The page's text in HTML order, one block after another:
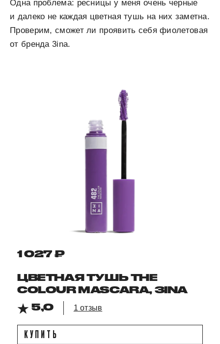
Одна проблема: ресницы у меня очень черные
и далеко не каждая цветная тушь на них заметна.
Проверим, сможет ли проявить себя фиолетовая
от бренда 3ina.
1 027 ₽
ЦВЕТНАЯ ТУШЬ THE
COLOUR MASCARA, ЗINA
5,0
1 отзыв
КУПИТЬ